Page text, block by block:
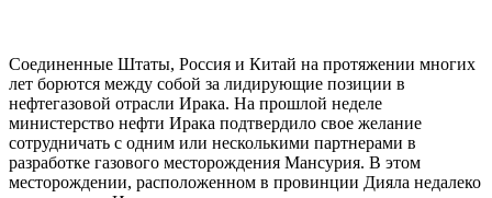
Соединенные Штаты, Россия и Китай на протяжении многих
лет борются между собой за лидирующие позиции в
нефтегазовой отрасли Ирака. На прошлой неделе
министерство нефти Ирака подтвердило свое желание
сотрудничать с одним или несколькими партнерами в
разработке газового месторождения Мансурия. В этом
месторождении, расположенном в провинции Дияла недалеко